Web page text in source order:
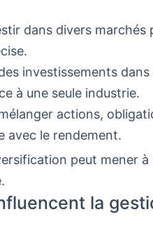
dans divers marchés
investissements
à une seule industrie.
actions,
avec le rendement.
peut mener à
la